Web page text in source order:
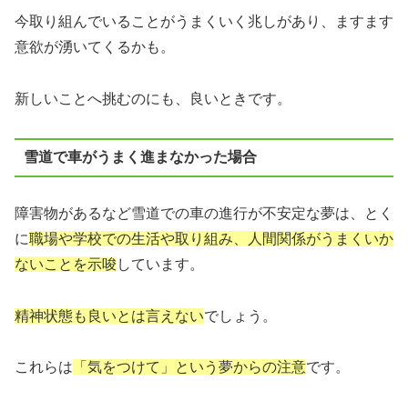
今取り組んでいることがうまくいく兆しがあり、ますます
意欲が湧いてくるかも。
新しいことへ挑むのにも、良いときです。
雪道で車がうまく進まなかった場合
障害物があるなど雪道での車の進行が不安定な夢は、とく
に職場や学校での生活や取り組み、人間関係がうまくいか
ないことを示唆 しています。
精神状態も良いとは言えないでしょう。
これらは 「気をつけて」という夢からの注意です。